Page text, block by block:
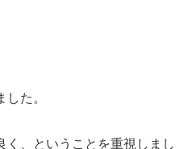
た。
く、ということを重視しまし